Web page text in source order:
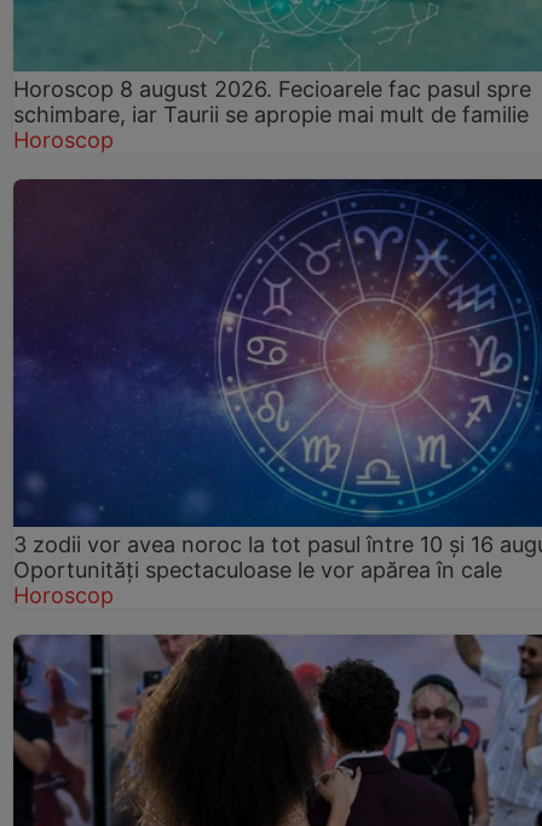
Horoscop 8 august 2026. Fecioarele fac pasul spre
schimbare, iar Taurii se apropie mai mult de familie
Horoscop
3 zodii vor avea noroc la tot pasul între 10 și 16
Oportunități spectaculoase le vor apărea în cale
Horoscop